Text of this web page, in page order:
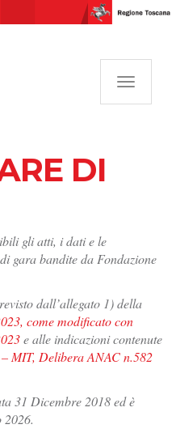
DI
gli atti, i dati e le
gara bandite da Fondazione
dall’allegato 1) della
come modificato con
e alle indicazioni contenute
MIT, Delibera ANAC n.582
31 Dicembre 2018 ed è